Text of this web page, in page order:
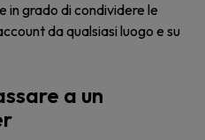
in grado di condividere le
da qualsiasi luogo e su
a un